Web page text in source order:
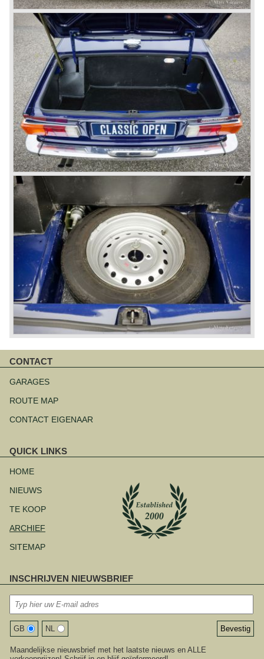
CONTACT
overslaan
GARAGES
ROUTE MAP
CONTACT EIGENAAR
QUICK LINKS
overslaan
HOME
NIEUWS
TE KOOP
ARCHIEF
SITEMAP
INSCHRIJVEN NIEUWSBRIEF
GB NL
Maandelijkse nieuwsbrief met het laatste nieuws en ALLE